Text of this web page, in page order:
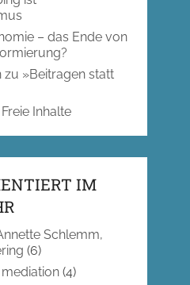
– das Ende von
zu »Beitragen statt
Inhalte
IM
Schlemm,
(6)
(4)